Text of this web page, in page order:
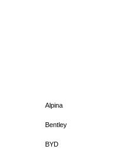
Alpina
Bentley
BYD